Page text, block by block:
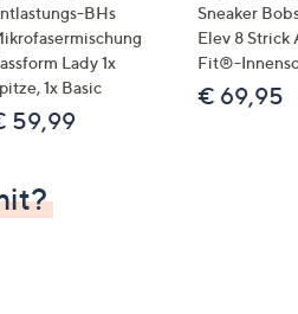
BHs
Lady 1x
1x Basic
59,99
Sneaker
Elev 8 Strick
Fit®-
€ 69,95